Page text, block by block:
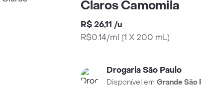
Claros Camomila
R$ 26,11 /u
R$0.14/ml (1 X 200 mL)
Drogaria São Paulo
Disponível em Grande São